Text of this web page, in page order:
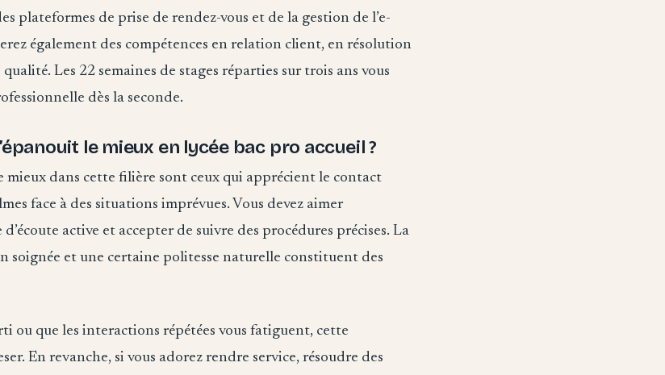
plateformes de prise de rendez-vous et de la gestion de l’e-
également des compétences en relation client, en résolution
Les 22 semaines de stages réparties sur trois ans vous
dès la seconde.
le mieux en lycée bac pro accueil ?
mieux dans cette filière sont ceux qui apprécient le contact
face à des situations imprévues. Vous devez aimer
active et accepter de suivre des procédures précises. La
soignée et une certaine politesse naturelle constituent des
ou que les interactions répétées vous fatiguent, cette
En revanche, si vous adorez rendre service, résoudre des